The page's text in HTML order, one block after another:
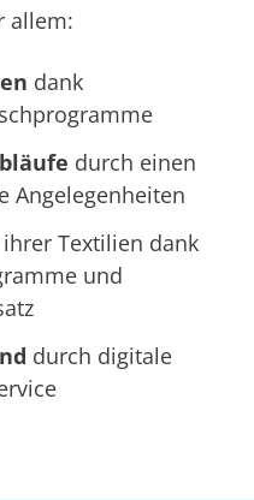
allem:
dank
durch einen
Angelegenheiten
ihrer Textilien dank
und
durch digitale